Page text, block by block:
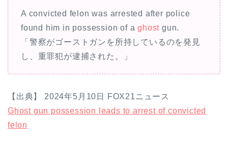
A convicted felon was arrested after police
found him in possession of aghost gun.
「警察がゴーストガンを所持しているのを発見
し、重罪犯が逮捕された。」
【出典】 2024年5月10日 FOX21ニュース
Ghost gun possession leads to arrest of convicted
felon